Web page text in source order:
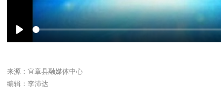
Play
来源：宜章县融媒体中心
编辑：李沛达